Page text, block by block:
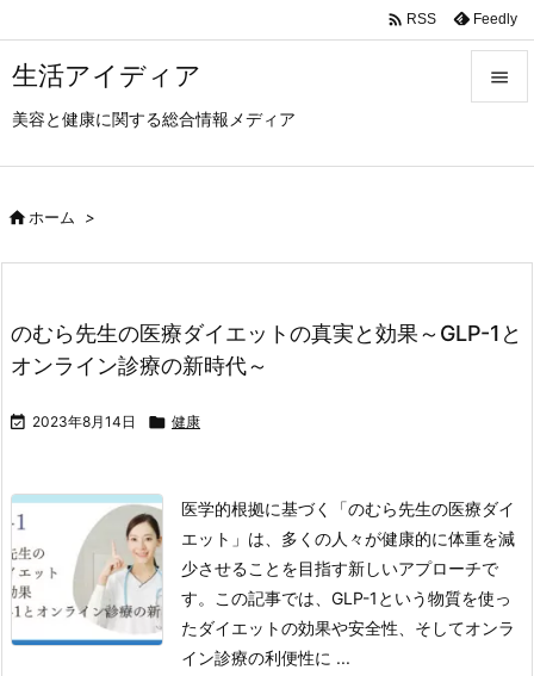
生活アイディア
美容と健康に関する総合情報メディア

次へ
 RSS Feedly
ホーム >
のむら先生の医療ダイエットの真実と効果～GLP-1と
オンライン診療の新時代～
 2023年8月14日  健康
医学的根拠に基づく「のむら先生の医療ダイ
エット」は、多くの人々が健康的に体重を減
少させることを目指す新しいアプローチで
す。
この記事では、GLP-1という物質を使っ
たダイエットの効果や安全性、そしてオンラ
イン診療の利便性に ...